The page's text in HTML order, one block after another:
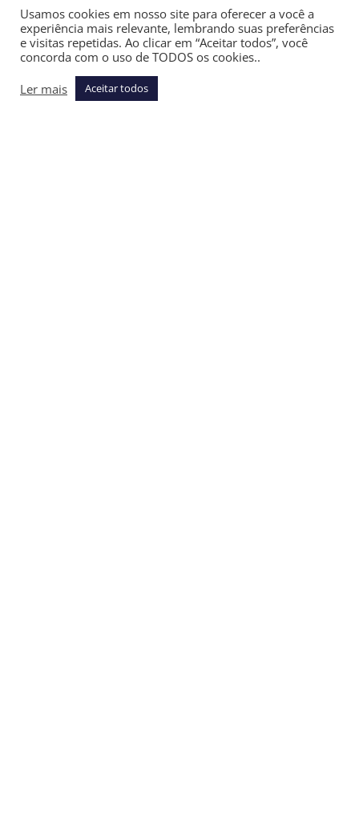
As evidências sugerem que, ao lado das políticas voltadas à
mitigação de riscos, há espaço para pensar como os games
podem ser aproveitados como instrumentos de
aprendizado e bem-estar. Reconhecer essa dimensão é
Usamos cookies em nosso site para oferecer a você a
experiência mais relevante, lembrando suas preferências
e visitas repetidas. Ao clicar em “Aceitar todos”, você
concorda com o uso de TODOS os cookies..
Ler mais
Aceitar todos